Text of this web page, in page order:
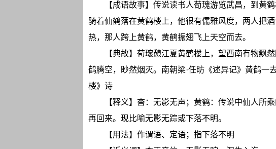
【成语故事】传说读书人荀瑰游览武昌，到黄
骑着仙鹤落在黄鹤楼上，他很有儒雅风度，两人把
热，那人跨上黄鹤，黄鹤振翅飞上天空而去。
【典故】荀瓌憩江夏黄鹤楼上，望西南有物飘
鹤腾空，眇然烟灭。南朝梁·任昉《述异记》黄鹤一
楼》诗
【释义】杳：无影无声；黄鹤：传说中仙人所
再回来。现比喻无影无踪或下落不明。
【用法】作谓语、定语；指下落不明